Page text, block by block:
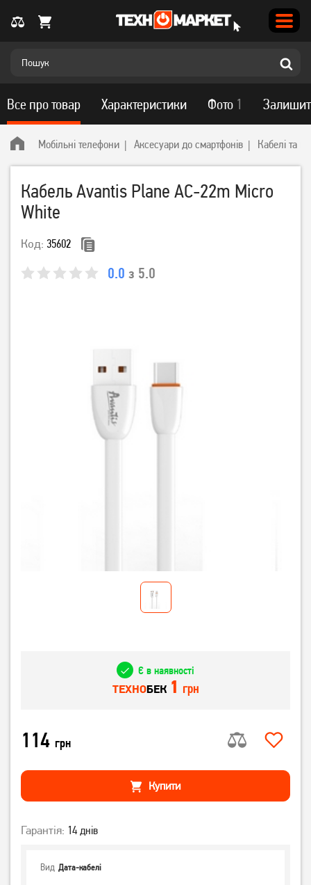
Мобільні телефони Аксесуари до смартфонів Кабелі та
Кабель Avantis Plane AC-22m Micro
White
Код: 35602
0.0 з 5.0
Все про товар Характеристики Фото 1
Є в наявності
ТЕХНОБЕК 1 грн
114 грн
Купити
Гарантія: 14 днів
Вид Дата-кабелі